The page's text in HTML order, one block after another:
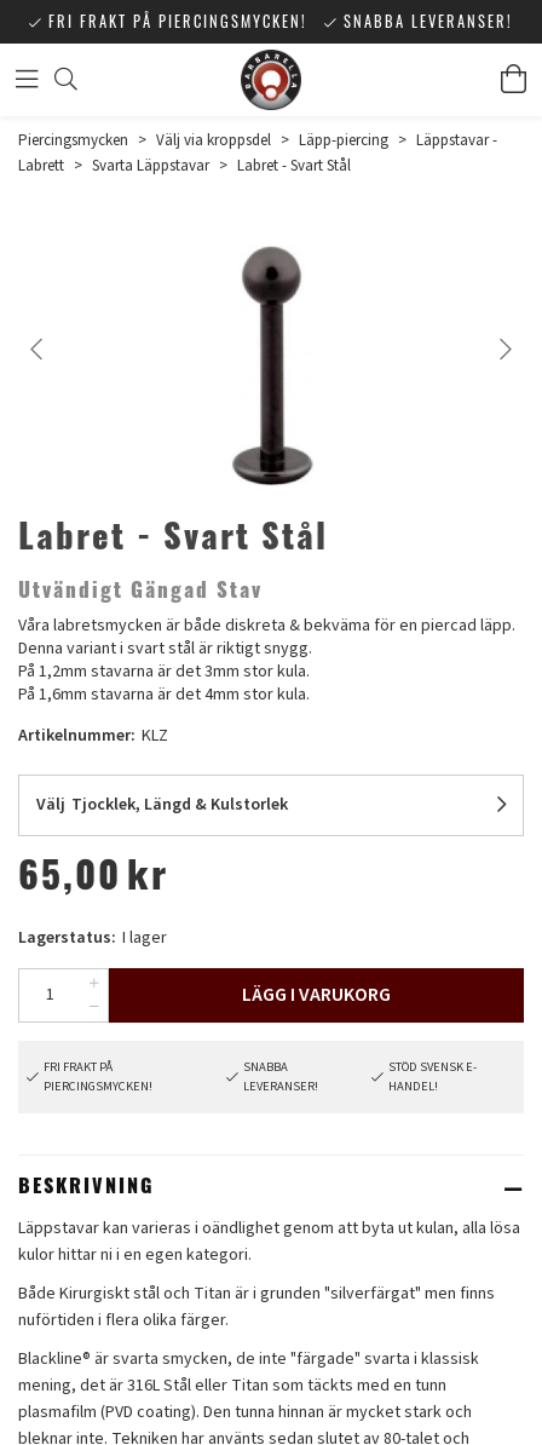
FRI FRAKT PÅ PIERCINGSMYCKEN! SNABBA LEVERANSER!
Piercingsmycken > Välj via kroppsdel > Läpp-piercing > Läppstavar -
Labrett > Svarta Läppstavar > Labret - Svart Stål
Labret - Svart Stål
Utvändigt Gängad Stav
Våra labretsmycken är både diskreta & bekväma för en piercad läpp.
Denna variant i svart stål är riktigt snygg.
På 1,2mm stavarna är det 3mm stor kula.
På 1,6mm stavarna är det 4mm stor kula.
Artikelnummer: KLZ
Välj Tjocklek, Längd & Kulstorlek
65,00 kr
Lagerstatus: I lager
LÄGG I VARUKORG
FRI FRAKT PÅ
PIERCINGSMYCKEN!
SNABBA
LEVERANSER!
STÖD SVENSK E-
HANDEL!
BESKRIVNING
Läppstavar kan varieras i oändlighet genom att byta ut kulan, alla lösa
kulor hittar ni i en egen kategori.
Både Kirurgiskt stål och Titan är i grunden "silverfärgat" men finns
nuförtiden i flera olika färger.
Blackline® är svarta smycken, de inte "färgade" svarta i klassisk
mening, det är 316L Stål eller Titan som täckts med en tunn
plasmafilm (PVD coating). Den tunna hinnan är mycket stark och
bleknar inte. Tekniken har använts sedan slutet av 80-talet och